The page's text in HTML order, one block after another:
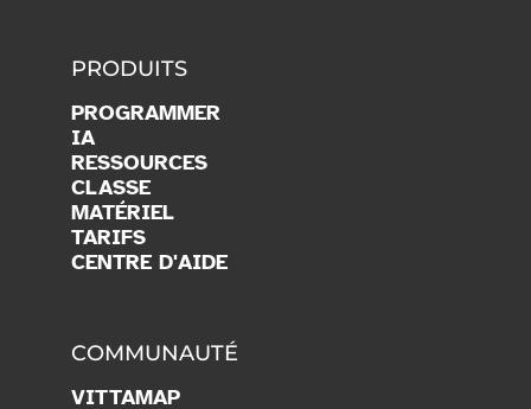
PRODUITS
PROGRAMMER
IA
RESSOURCES
CLASSE
MATÉRIEL
TARIFS
CENTRE D'AIDE
COMMUNAUTÉ
VITTAMAP